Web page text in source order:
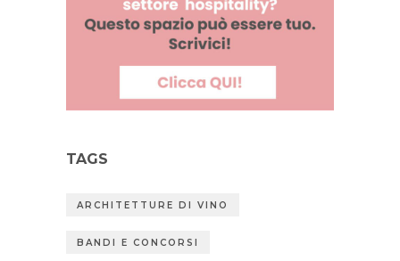
TAGS
ARCHITETTURE DI VINO
BANDI E CONCORSI